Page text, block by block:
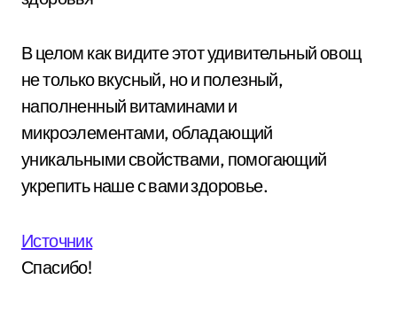
В целом как видите этот удивительный овощ
не только вкусный, но и полезный,
наполненный витаминами и
микроэлементами, обладающий
уникальными свойствами, помогающий
укрепить наше с вами здоровье.
Источник
Спасибо!